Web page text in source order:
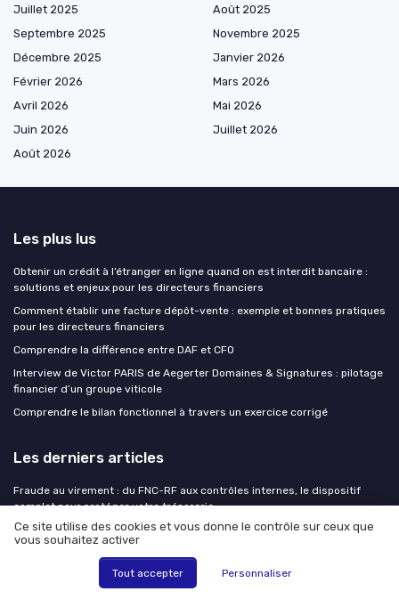
Juillet 2025
Août 2025
Septembre 2025
Novembre 2025
Décembre 2025
Janvier 2026
Février 2026
Mars 2026
Avril 2026
Mai 2026
Juin 2026
Juillet 2026
Août 2026
Les plus lus
Obtenir un crédit à l’étranger en ligne quand on est interdit bancaire :
solutions et enjeux pour les directeurs financiers
Comment établir une facture dépôt-vente : exemple et bonnes pratiques
pour les directeurs financiers
Comprendre la différence entre DAF et CFO
Interview de Victor PARIS de Aegerter Domaines & Signatures : pilotage
financier d’un groupe viticole
Comprendre le bilan fonctionnel à travers un exercice corrigé
Les derniers articles
Fraude au virement : du FNC-RF aux contrôles internes, le dispositif
complet pour protéger votre trésorerie
Comment évaluer le prix d’un audit avec le cabinet Expertbiz Consulting
pour sécuriser vos contrats et négociations
70 000 défaillances par an : le DAF qui ne pilote que le P&L joue à
Ce site utilise des cookies et vous donne le contrôle sur ceux que
vous souhaitez activer
Tout accepter Personnaliser